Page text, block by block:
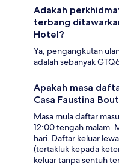
Adakah
terbang
Hotel?
Ya, pengangkutan
adalah sebanyak
Apakah masa
Casa Faustina
Masa mula daftar
12:00 tengah malam.
hari. Daftar keluar
(tertakluk kepada
keluar tanpa sentuh